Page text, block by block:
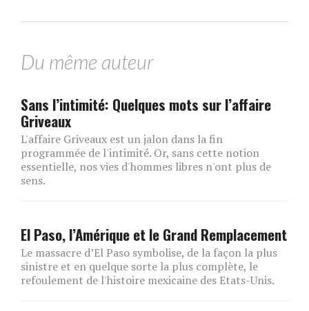
Du même auteur
Sans l’intimité: Quelques mots sur l’affaire
Griveaux
L'affaire Griveaux est un jalon dans la fin
programmée de l'intimité. Or, sans cette notion
essentielle, nos vies d'hommes libres n'ont plus de
sens.
El Paso, l’Amérique et le Grand Remplacement
Le massacre d’El Paso symbolise, de la façon la plus
sinistre et en quelque sorte la plus complète, le
refoulement de l'histoire mexicaine des Etats-Unis.